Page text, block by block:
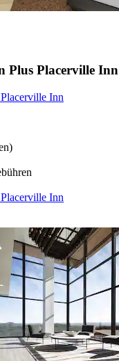
Plus Placerville Inn
Inn
Inn